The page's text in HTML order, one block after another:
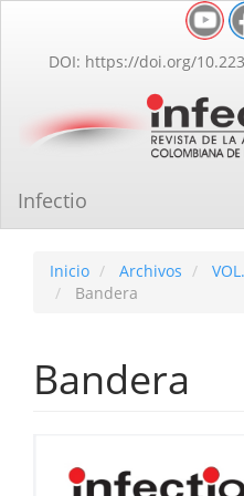
Contenido
principal
lateral
DOI: https://doi.org/
Infectio
Inicio Archivos
Bandera
Bandera